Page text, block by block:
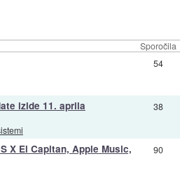
Sporočila
54
izide 11. aprila 38
X El Capitan, Apple Music, 90